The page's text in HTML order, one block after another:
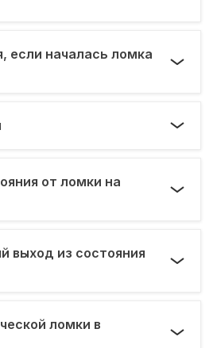
если началась ломка
от ломки на
выход из состояния
ломки в